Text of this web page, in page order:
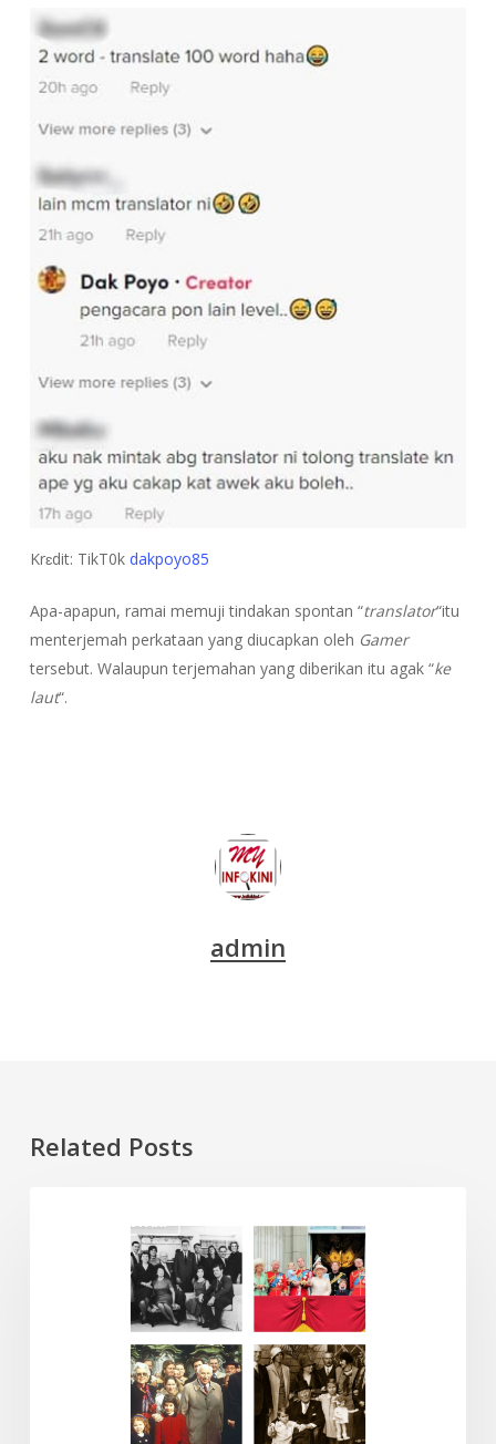
Krɛdit: TikT0k dakpoyo85
Apa-apapun, ramai memuji tindakan spontan “translator“itu
menterjemah perkataan yang diucapkan oleh Gamer
tersebut. Walaupun terjemahan yang diberikan itu agak “ke
laut“.
admin
Related Posts
DOKUMENTARI